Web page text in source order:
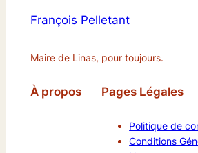
François Pelletant
Maire de Linas, pour toujours.
À propos Pages Légales
Politique de
Conditions